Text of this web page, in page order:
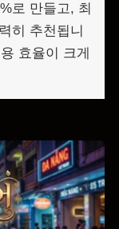
로 만들고, 최
히 추천됩니
효율이 크게